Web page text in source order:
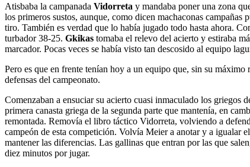
Atisbaba la campanada Vidorreta y mandaba poner una zona
los primeros sustos, aunque, como dicen machaconas
tiro. También es verdad que lo había jugado todo hasta ahora.
turbador 38-25. Gkikas tomaba el relevo del acierto y estiraba
marcador. Pocas veces se había visto tan descosido al equipo
Pero es que en frente tenían hoy a un equipo que, sin su
defensas del campeonato.
Comenzaban a ensuciar su acierto cuasi inmaculado los griegos
primera canasta griega de la segunda parte que mantenía, en
remontada. Removía el libro táctico Vidorreta, volviendo a
campeón de esta competición. Volvía Meier a anotar y a igualar
mantener las diferencias. Las gallinas que entran por las que
diez minutos por jugar.